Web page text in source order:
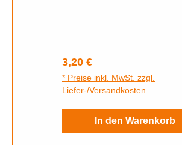
Regulärer Preis:
3,20 €
* Preise inkl. MwSt. zzgl.
Liefer-/Versandkosten
In den Warenkorb